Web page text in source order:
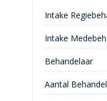
Intake
Intake
Behandelaar
Aantal